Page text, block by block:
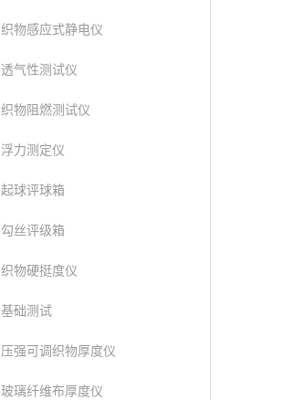
织物感应式静电仪
透气性测试仪
织物阻燃测试仪
浮力测定仪
起球评球箱
勾丝评级箱
织物硬挺度仪
基础测试
压强可调织物厚度仪
玻璃纤维布厚度仪